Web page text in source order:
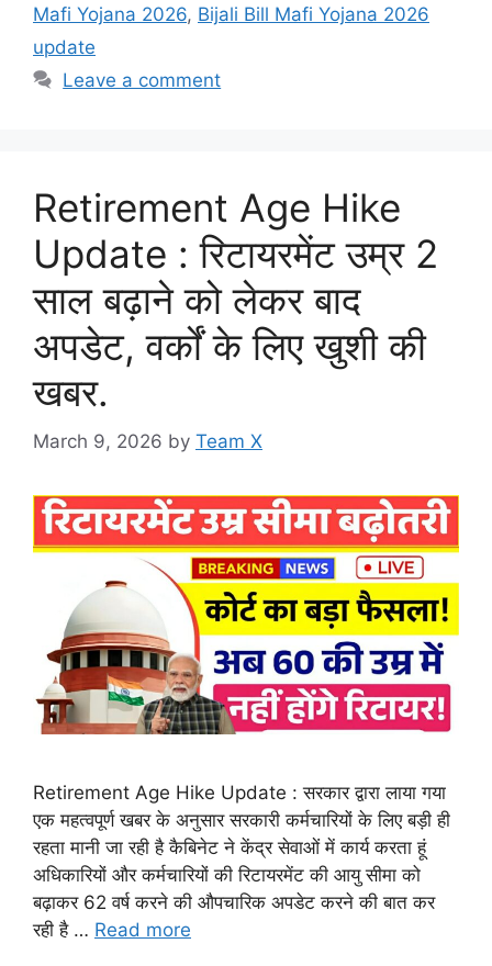
Mafi Yojana 2026, Bijali Bill Mafi Yojana 2026
update
Leave a comment
Retirement Age Hike
Update : रिटायरमेंट उम्र 2
साल बढ़ाने को लेकर बाद
अपडेट, वर्कों के लिए खुशी की
खबर.
March 9, 2026 by Team X
Retirement Age Hike Update : सरकार द्वारा लाया गया
एक महत्वपूर्ण खबर के अनुसार सरकारी कर्मचारियों के लिए बड़ी ही
रहता मानी जा रही है कैबिनेट ने केंद्र सेवाओं में कार्य करता हूं
अधिकारियों और कर्मचारियों की रिटायरमेंट की आयु सीमा को
बढ़ाकर 62 वर्ष करने की औपचारिक अपडेट करने की बात कर
रही है … Read more